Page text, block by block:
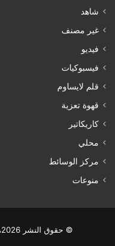
شاهد
غير مصنف
فيديو
فيسبوكيات
قلم لايساوم
قهوة تعزية
كاريكاتير
محلي
مركز الوسائط
منوعات
© حقوق النشر 2026، جميع الحقوق محفوظة |هنا تعز